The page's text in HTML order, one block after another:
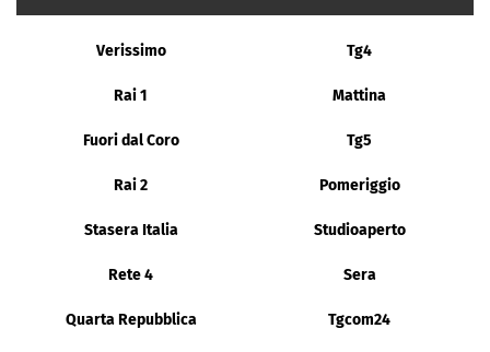
Verissimo Tg4
Rai 1 Mattina
Fuori dal Coro Tg5
Rai 2 Pomeriggio
Stasera Italia Studioaperto
Rete 4 Sera
Quarta Repubblica Tgcom24